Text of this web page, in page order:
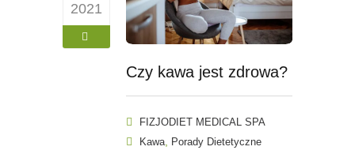
2021
Czy kawa jest zdrowa?
FIZJODIET MEDICAL SPA
Kawa
Porady Dietetyczne